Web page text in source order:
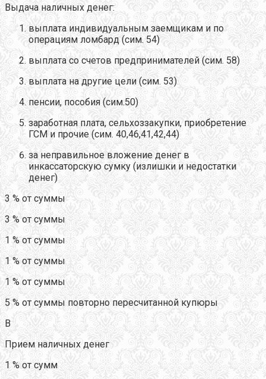
Выдача наличных денег:
выплата индивидуальным заемщикам и по
операциям ломбард (сим. 54)
выплата со счетов предпринимателей (сим. 58)
выплата на другие цели (сим. 53)
пенсии, пособия (сим.50)
заработная плата, сельхоззакупки, приобретение
ГСМ и прочие (сим. 40,46,41,42,44)
за неправильное вложение денег в
инкассаторскую сумку (излишки и недостатки
денег)
3 % от суммы
3 % от суммы
1 % от суммы
1 % от суммы
1 % от суммы
5 % от суммы повторно пересчитанной купюры
В
Прием наличных денег
1 % от сумм